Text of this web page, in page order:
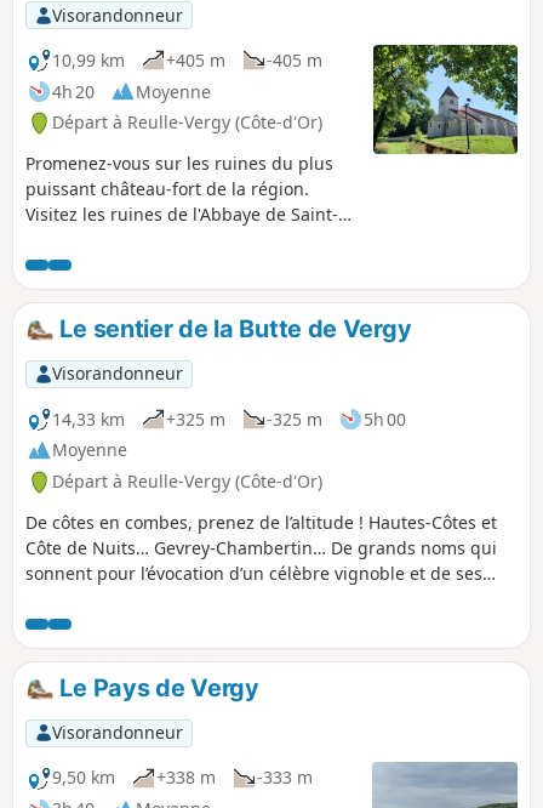
Visorandonneur
10,99 km
+405 m
-405 m
4h 20
Moyenne
Départ à Reulle-Vergy (Côte-d'Or)
Promenez-vous sur les ruines du plus
puissant château-fort de la région.
Visitez les ruines de l'Abbaye de Saint-
l'Abîme de Bévy.
Le sentier de la Butte de Vergy
Visorandonneur
14,33 km
+325 m -325 m
5h 00
Moyenne
Départ à Reulle-Vergy (Côte-d'Or)
De côtes en combes, prenez de l’altitude ! Hautes-Côtes et
Côte de Nuits… Gevrey-Chambertin… De grands noms qui
sonnent pour l’évocation d’un célèbre vignoble et de ses
méconnu ! Un environnement généreux où prospèrent une
faune et une flore riches et diversifiées.
Le Pays de Vergy
Visorandonneur
9,50 km
+338 m
-333 m